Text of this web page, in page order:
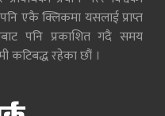
एकै क्लिकमा यसलाई प्राप्त
पनि प्रकाशित गदै समय
कटिबद्ध रहेका छौं ।